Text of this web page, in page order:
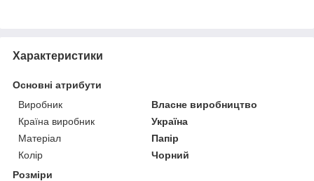
Характеристики
Основні атрибути
Виробник
Власне виробництво
Країна виробник
Україна
Матеріал
Папір
Колір
Чорний
Розміри